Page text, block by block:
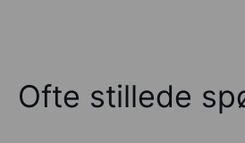
Ofte stillede